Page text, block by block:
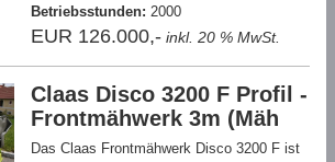
Betriebsstunden: 2000
EUR 126.000,- inkl. 20 % MwSt.
Claas Disco 3200 F Profil -
Frontmähwerk 3m (Mäh
Das Claas Frontmähwerk Disco 3200 F ist